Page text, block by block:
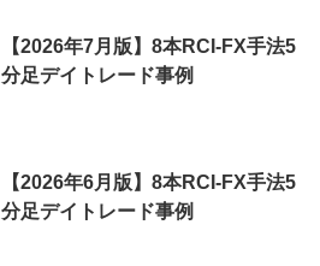
【2026年7月版】8本RCI-FX手法5
分足デイトレード事例
【2026年6月版】8本RCI-FX手法5
分足デイトレード事例